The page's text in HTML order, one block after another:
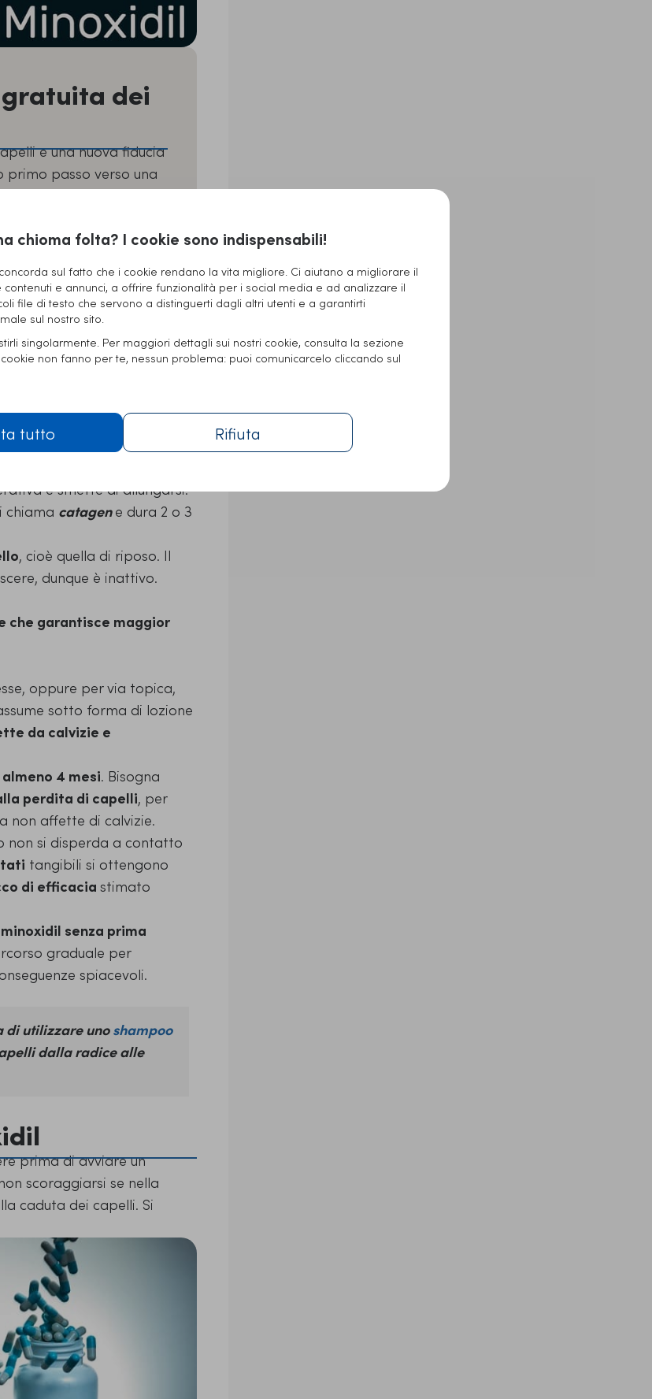
dei
e una nuova fiducia
primo passo verso una
dei capelli dai nostri
la calvizie?
del capello grazie a
in cui il capello cresce di
dura fino a 7 anni,
fase del ciclo di vita dei
e smette di allungarsi.
chiama catagene dura 2 o 3
, cioè quella di riposo. Il
dunque è inattivo.
che garantisce maggior
oppure per via topica,
sotto forma di lozione
da calvizie e
4 mesi. Bisogna
perdita di capelli, per
non affette di calvizie.
non si disperda a contatto
tangibili si ottengono
di efficacia stimato
senza prima
graduale per
spiacevoli.
di utilizzare unoshampoo
dalla radice alle
prima di avviare un
scoraggiarsi se nella
caduta dei capelli. Si
chioma folta? I cookie sono indispensabili!
sul fatto che i cookie rendano la vita migliore. Ci aiutano a migliorare il
e annunci, a offrire funzionalità per i social media e ad analizzare il
file di testo che servono a distinguerti dagli altri utenti e a garantirti
sul nostro sito.
singolarmente. Per maggiori dettagli sui nostri cookie, consulta la sezione
non fanno per te, nessun problema: puoi comunicarcelo cliccando sul
tutto Rifiuta